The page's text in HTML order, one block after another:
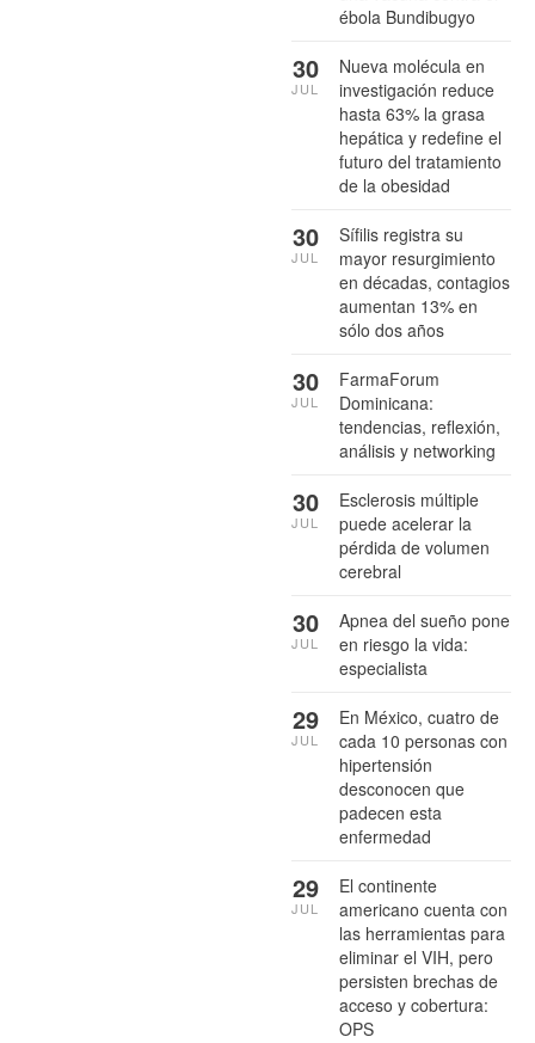
ébola Bundibugyo
Nueva molécula en
investigación reduce
hasta 63% la grasa
hepática y redefine el
futuro del tratamiento
de la obesidad
30
JUL
Sífilis registra su
mayor resurgimiento
en décadas, contagios
aumentan 13% en
sólo dos años
30
JUL
FarmaForum
Dominicana:
tendencias, reflexión,
análisis y networking
30
JUL
Esclerosis múltiple
puede acelerar la
pérdida de volumen
cerebral
30
JUL
Apnea del sueño pone
en riesgo la vida:
especialista
30
JUL
En México, cuatro de
cada 10 personas con
hipertensión
desconocen que
padecen esta
enfermedad
29
JUL
El continente
americano cuenta con
las herramientas para
eliminar el VIH, pero
persisten brechas de
acceso y cobertura:
OPS
29
JUL